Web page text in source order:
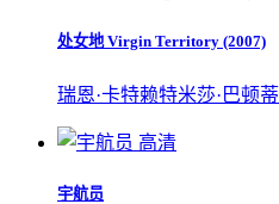
处女地 Virgin Territory (2007)
瑞恩·卡特赖特米莎·巴顿
高清
宇航员